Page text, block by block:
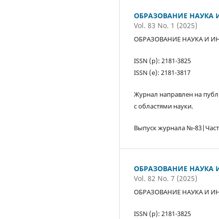
ОБРАЗОВАНИЕ НАУКА
Vol. 83 No. 1 (2025)
ОБРАЗОВАНИЕ НАУКА И
ISSN (р): 2181-3825
ISSN (е): 2181-3817
Журнал направлен на
с областями науки.
Выпуск журнала №-
ОБРАЗОВАНИЕ НАУКА
Vol. 82 No. 7 (2025)
ОБРАЗОВАНИЕ НАУКА И
ISSN (р): 2181-3825